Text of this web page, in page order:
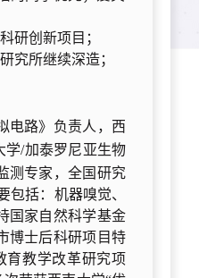
研创新项目；
究所继续深造；
路》负责人， 西
学/加泰罗尼亚生物
测专家，全国研究
括：机器嗅觉、
国家自然科学基金
博士后科研项目特
育教学改革研究项